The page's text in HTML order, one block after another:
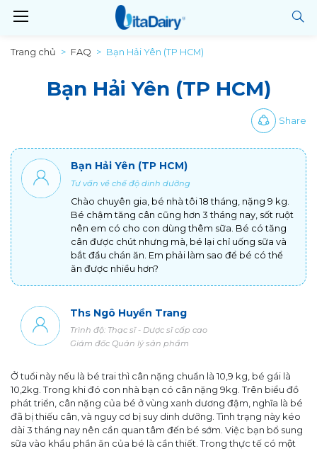
Trang chủ FAQ Bạn Hải Yên (TP HCM)
Bạn Hải Yên (TP HCM)
Share
Bạn Hải Yên (TP HCM)
Tư vấn về chế độ dinh dưỡng
Chào chuyên gia, bé nhà tôi 18 tháng, nặng 9 kg.
Bé chậm tăng cân cũng hơn 3 tháng nay, sốt ruột
nên em có cho con dùng thêm sữa. Bé có tăng
cân được chút nhưng mà, bé lại chỉ uống sữa và
bắt đầu chán ăn. Em phải làm sao để bé có thể
ăn được nhiều hơn?
Ths Ngô Huyền Trang
Trình độ: Thạc sĩ - Dược sĩ cấp cao
Giám đốc Quản lý sản phẩm
Ở tuổi này nếu là bé trai thì cân nặng chuẩn là 10,9 kg, bé gái là
10,2kg. Trong khi đó con nhà bạn có cân nặng 9kg. Trên biểu đồ
phát triển, cân nặng của bé ở vùng xanh dương đậm, nghĩa là bé
đã bị thiếu cân, và nguy cơ bị suy dinh dưỡng. Tình trạng này kéo
dài 3 tháng nay nên cần quan tâm đến bé sớm. Việc bạn bổ sung
sữa vào khẩu phần ăn của bé là cần thiết. Trong thực tế có một